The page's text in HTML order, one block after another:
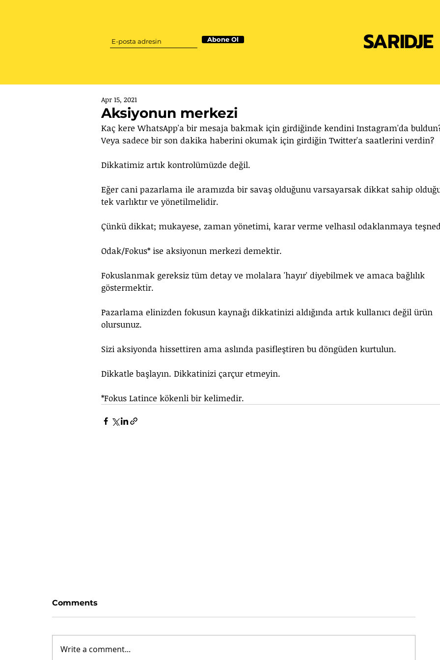
Abone Ol SARIDJE
Aksiyonun merkezi
Apr 15, 2021
Kaç kere WhatsApp'a bir mesaja bakmak için girdiğinde kendini Instagram'da
Veya sadece bir son dakika haberini okumak için girdiğin Twitter'a saatlerini verdin?
Dikkatimiz artık kontrolümüzde değil.
Eğer cani pazarlama ile aramızda bir savaş olduğunu varsayarsak dikkat sahip
tek varlıktır ve yönetilmelidir.
Çünkü dikkat; mukayese, zaman yönetimi, karar verme velhasıl odaklanmaya
Odak/Fokus* ise aksiyonun merkezi demektir.
Fokuslanmak gereksiz tüm detay ve molalara 'hayır' diyebilmek ve amaca bağlılık
göstermektir.
Pazarlama elinizden fokusun kaynağı dikkatinizi aldığında artık kullanıcı değil ürün
olursunuz.
Sizi aksiyonda hissettiren ama aslında pasifleştiren bu döngüden kurtulun.
Dikkatle başlayın. Dikkatinizi çarçur etmeyin.
*Fokus Latince kökenli bir kelimedir.
Zaman var
Hayattaki her blok, haliyle bir
olduğu gibi: satrançta piyonlar,
Güvenlik açığı artık niyet
Dünyada
Comments
Write a comment...